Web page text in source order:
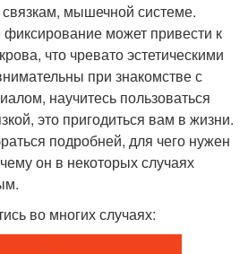
связкам, мышечной системе.
может привести к
что чревато эстетическими
при знакомстве с
научитесь пользоваться
это пригодиться вам в жизни.
подробней, для чего нужен
он в некоторых случаях
во многих случаях: